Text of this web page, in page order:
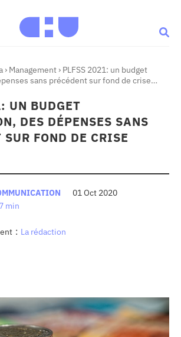
› Management › PLFSS 2021: un budget
sans précédent sur fond de crise
UN BUDGET
DES DÉPENSES SANS
SUR FOND DE CRISE
01 Oct 2020
7 min
: La rédaction